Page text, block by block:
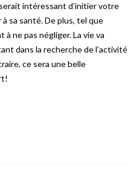
intéressant d’initier votre
sa santé. De plus, tel que
ne pas négliger. La vie va
dans la recherche de l’activité
ce sera une belle